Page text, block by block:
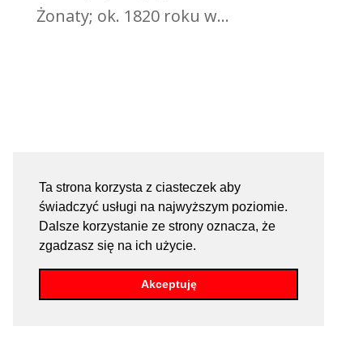
Ta strona korzysta z ciasteczek aby
świadczyć usługi na najwyższym poziomie.
Dalsze korzystanie ze strony oznacza, że
zgadzasz się na ich użycie.
Akceptuję
Żonaty; ok. 1820 roku w...